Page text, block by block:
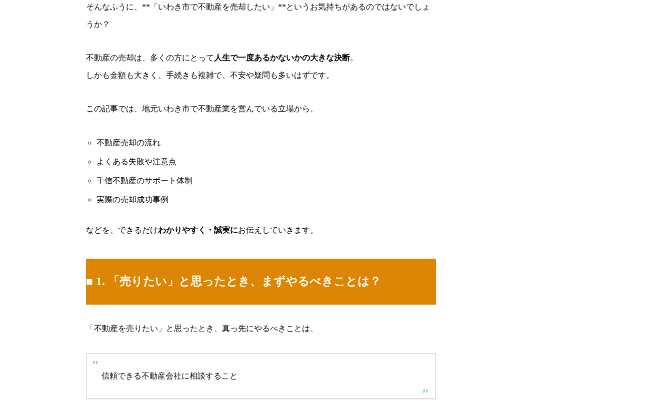
そんなふうに、**「いわき市で不動産を売却したい」**というお気持ちがあるのではないでしょ
うか？
不動産の売却は、多くの方にとって 人生で一度あるかないかの大きな決断。
しかも金額も大きく、手続きも複雑で、不安や疑問も多いはずです。
この記事では、地元いわき市で不動産業を営んでいる立場から、
不動産売却の流れ
よくある失敗や注意点
千信不動産のサポート体制
実際の売却成功事例
などを、できるだけわかりやすく・誠実にお伝えしていきます。
■ 1. 「売りたい」と思ったとき、まずやるべきことは？
「不動産を売りたい」と思ったとき、真っ先にやるべきことは、
信頼できる不動産会社に相談すること